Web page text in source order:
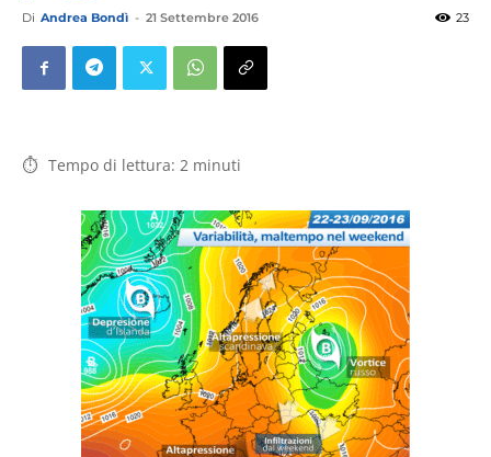
Di Andrea Bondì - 21 Settembre 2016 23
Tempo di lettura: 2 minuti